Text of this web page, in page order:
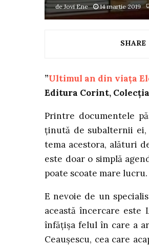
deJovi Ene 14 martie 2019
SHARE
”Ultimul an din viața
Editura Corint,
Printre documentele
ținută de subalternii ei,
tema acestora, alături
este doar o simplă
poate scoate mare lucru.
E nevoie de un
această încercare este
înfățișa felul în care a
Ceaușescu, cea care